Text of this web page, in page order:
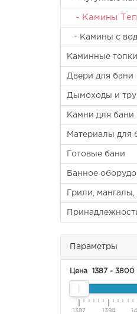
- Камины
- Камины с
Каминные топки
Двери для бани
Дымоходы и
Камни для бани
Материалы для
Готовые бани
Банное
Грили,
Параметры
Цена 1387 - 3800
1387 1394